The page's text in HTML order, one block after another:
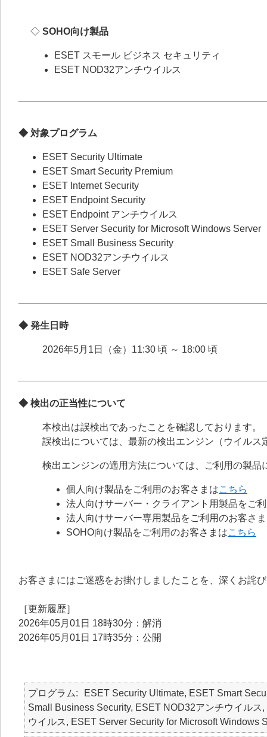
◇ SOHO向け製品
ESET スモール ビジネス セキュリティ
ESET NOD32アンチウイルス
◆ 対象プログラム
ESET Security Ultimate
ESET Smart Security Premium
ESET Internet Security
ESET Endpoint Security
ESET Endpoint アンチウイルス
ESET Server Security for Microsoft Windows Server
ESET Small Business Security
ESET NOD32アンチウイルス
ESET Safe Server
◆ 発生日時
2026年5月1日（金）11:30 頃 ～ 18:00 頃
◆ 検出の正当性について
本検出は誤検出であったことを確認しております。
誤検出については、最新の検出エンジン（ウイル
検出エンジンの適用方法については、ご利用の製品
個人向け製品をご利用のお客さまはこちら
法人向けサーバー・クライアント用製品をご
法人向けサーバー専用製品をご利用のお客さ
SOHO向け製品をご利用のお客さまはこちら
お客さまにはご迷惑をお掛けしましたことを、深くお詫
［更新履歴］
2026年05月01日 18時30分：解消
2026年05月01日 17時35分：公開
プログラム
ESET Security Ultimate, ESET Smart
Small Business Security, ESET NOD32アンチウイル
ウイルス, ESET Server Security for Microsoft Windows